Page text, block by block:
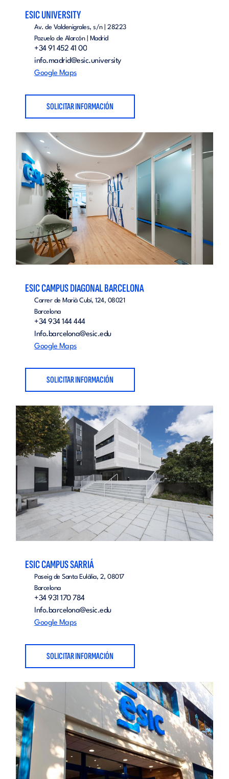
ESIC UNIVERSITY
Av. de Valdenigrales, s/n | 28223
Pozuelo de Alarcón | Madrid
+34 91 452 41 00
info.madrid@esic.university
Google Maps
SOLICITAR INFORMACIÓN
ESIC CAMPUS DIAGONAL BARCELONA
Carrer de Marià Cubí, 124, 08021
Barcelona
+34 934 144 444
Info.barcelona@esic.edu
Google Maps
SOLICITAR INFORMACIÓN
ESIC CAMPUS SARRIÁ
Paseig de Santa Eulàlia, 2, 08017
Barcelona
+34 931 170 784
Info.barcelona@esic.edu
Google Maps
SOLICITAR INFORMACIÓN